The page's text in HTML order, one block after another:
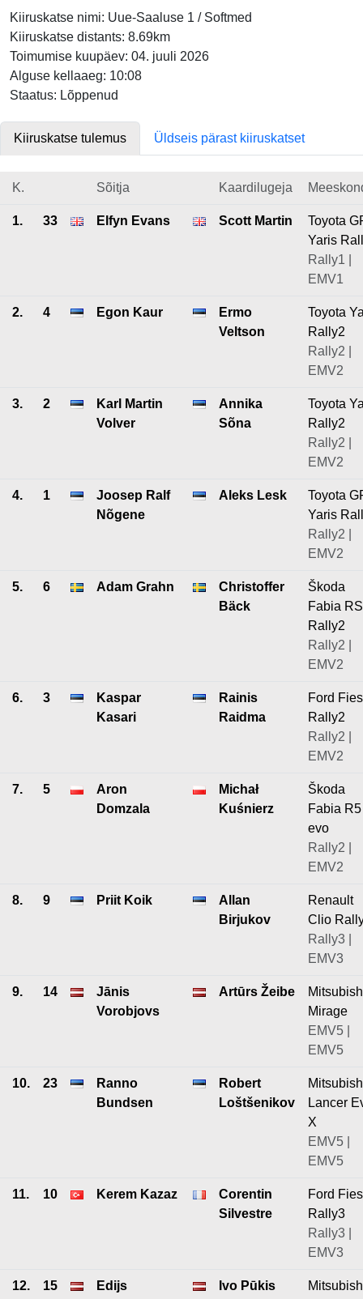
Kiiruskatse nimi: Uue-Saaluse 1 / Softmed
Kiiruskatse distants: 8.69km
Toimumise kuupäev: 04. juuli 2026
Alguse kellaaeg: 10:08
Staatus: Lõppenud
Kiiruskatse tulemus Üldseis pärast kiiruskatset
K. Sõitja Kaardilugeja
1. 33 Elfyn Evans Scott Martin
Toyota
Yaris
Rally1 |
EMV1
2. 4 Egon Kaur
Ermo
Veltson
Toyota
Rally2
Rally2 |
EMV2
3. 2
Karl Martin
Volver
Annika
Sõna
Toyota
Rally2
Rally2 |
EMV2
4. 1
Joosep Ralf
Nõgene
Aleks Lesk
Toyota
Yaris
Rally2 |
EMV2
5. 6 Adam Grahn
Christoffer
Bäck
Škoda
Fabia RS
Rally2
Rally2 |
EMV2
6. 3
Kaspar
Kasari
Rainis
Raidma
Ford
Rally2
Rally2 |
EMV2
7. 5
Aron
Domzala
Michał
Kuśnierz
Škoda
Fabia R5
evo
Rally2 |
EMV2
8. 9 Priit Koik
Allan
Birjukov
Renault
Clio
Rally3 |
EMV3
9. 14
Jānis
Vorobjovs
Artūrs Žeibe
Mirage
EMV5 |
EMV5
10. 23
Ranno
Bundsen
Robert
Loštšenikov
Lancer
X
EMV5 |
EMV5
11. 10 Kerem Kazaz
Corentin
Silvestre
Ford
Rally3
Rally3 |
EMV3
12. 15
Edijs
Ivo Pūkis